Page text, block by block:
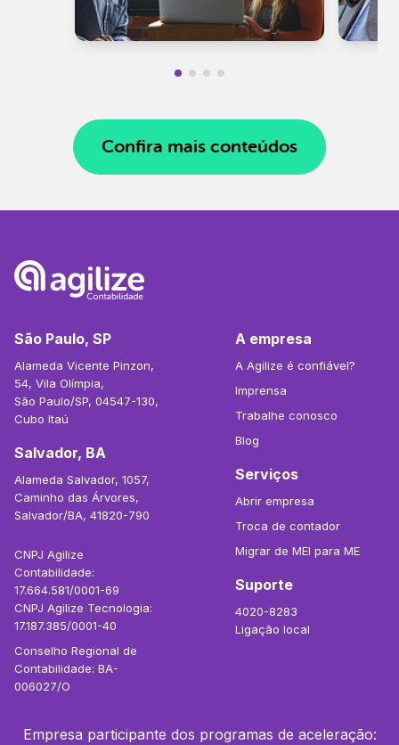
Confira mais conteúdos
São Paulo, SP
Alameda Vicente Pinzon,
54, Vila Olímpia,
São Paulo/SP, 04547-130,
Cubo Itaú
Salvador, BA
Alameda Salvador, 1057,
Caminho das Árvores,
Salvador/BA, 41820-790
CNPJ Agilize
Contabilidade:
17.664.581/0001-69
CNPJ Agilize Tecnologia:
17.187.385/0001-40
Conselho Regional de
Contabilidade: BA-
006027/O
A empresa
A Agilize é confiável?
Imprensa
Trabalhe conosco
Blog
Serviços
Abrir empresa
Troca de contador
Migrar de MEI para ME
Suporte
4020-8283
Ligação local
Empresa participante dos programas de aceleração: